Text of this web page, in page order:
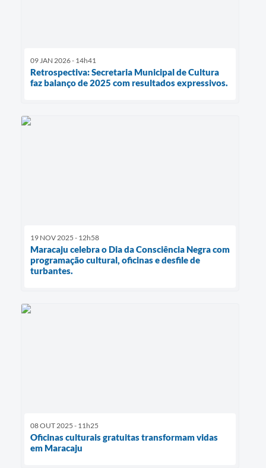
09 JAN 2026 - 14h41
Retrospectiva: Secretaria Municipal de Cultura
faz balanço de 2025 com resultados expressivos.
19 NOV 2025 - 12h58
Maracaju celebra o Dia da Consciência Negra com
programação cultural, oficinas e desfile de
turbantes.
08 OUT 2025 - 11h25
Oficinas culturais gratuitas transformam vidas
em Maracaju